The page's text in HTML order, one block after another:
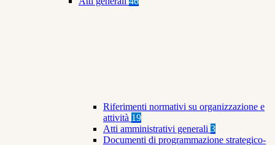
Riferimenti normativi su organizzazione e
attività 19
Atti amministrativi generali 3
Documenti di programmazione strategico-